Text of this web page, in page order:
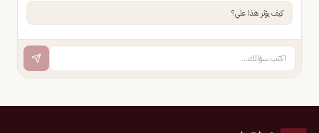
كيف يؤثر هذا علي؟